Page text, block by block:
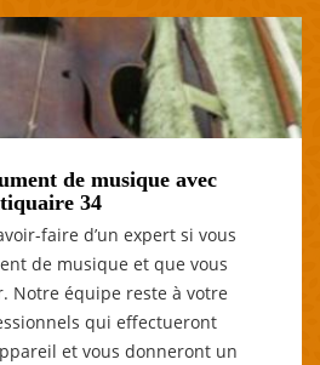
de musique avec
34
faire d’un expert si vous
de musique et que vous
Notre équipe reste à votre
qui effectueront
et vous donneront un